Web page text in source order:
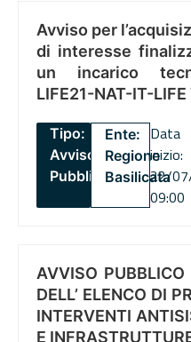
Avviso per
di interesse
un incarico
LIFE21-NAT-IT-LIFE
Tipo:
Avviso
Pubblico
Ente:
Regione
Basilicata
Data
inizio:
22/
09:00
AVVISO
DELL’ ELENCO DI
INTERVENTI
E